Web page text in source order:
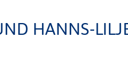
HANNS-